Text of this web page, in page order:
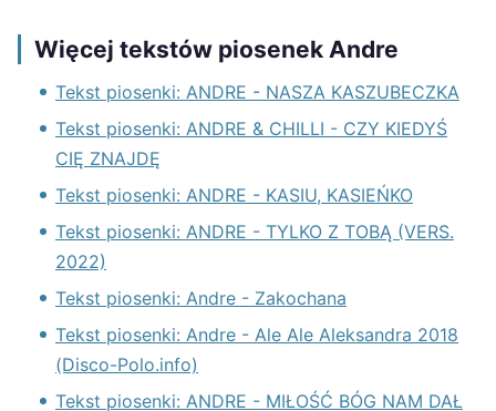
Więcej tekstów piosenek Andre
Tekst piosenki: ANDRE - NASZA KASZUBECZKA
Tekst piosenki: ANDRE & CHILLI - CZY KIEDYŚ
CIĘ ZNAJDĘ
Tekst piosenki: ANDRE - KASIU, KASIEŃKO
Tekst piosenki: ANDRE - TYLKO Z TOBĄ (VERS.
2022)
Tekst piosenki: Andre - Zakochana
Tekst piosenki: Andre - Ale Ale Aleksandra 2018
(Disco-Polo.info)
Tekst piosenki: ANDRE - MIŁOŚĆ BÓG NAM DAŁ